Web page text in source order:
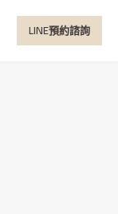
LINE預約諮詢